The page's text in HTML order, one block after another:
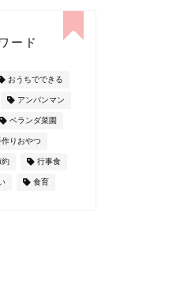
ード
おうちでできる
アンパンマン
ベランダ菜園
作りおやつ
約 行事食
食育